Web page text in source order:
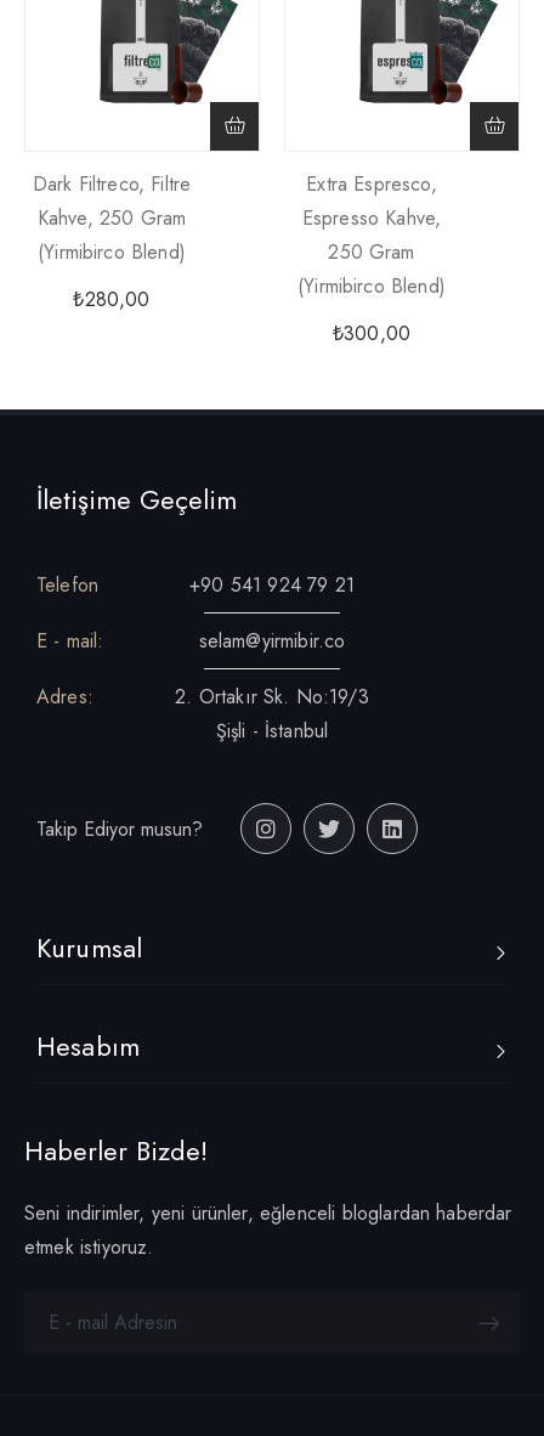
Dark Filtreco, Filtre
Kahve, 250 Gram
(yirmibirco Blend)
₺280,00
Extra Espresco,
Espresso Kahve,
250 Gram
(yirmibirco Blend)
₺300,00
İletişime Geçelim
Telefon
+90 541 924 79 21
E - mail:
selam@yirmibir.co
Adres:
2. Ortakır Sk. No:19/3
Şişli - İstanbul
Takip Ediyor musun?
Kurumsal
Hesabım
Haberler Bizde!
Seni indirimler, yeni ürünler, eğlenceli bloglardan haberdar
etmek istiyoruz.